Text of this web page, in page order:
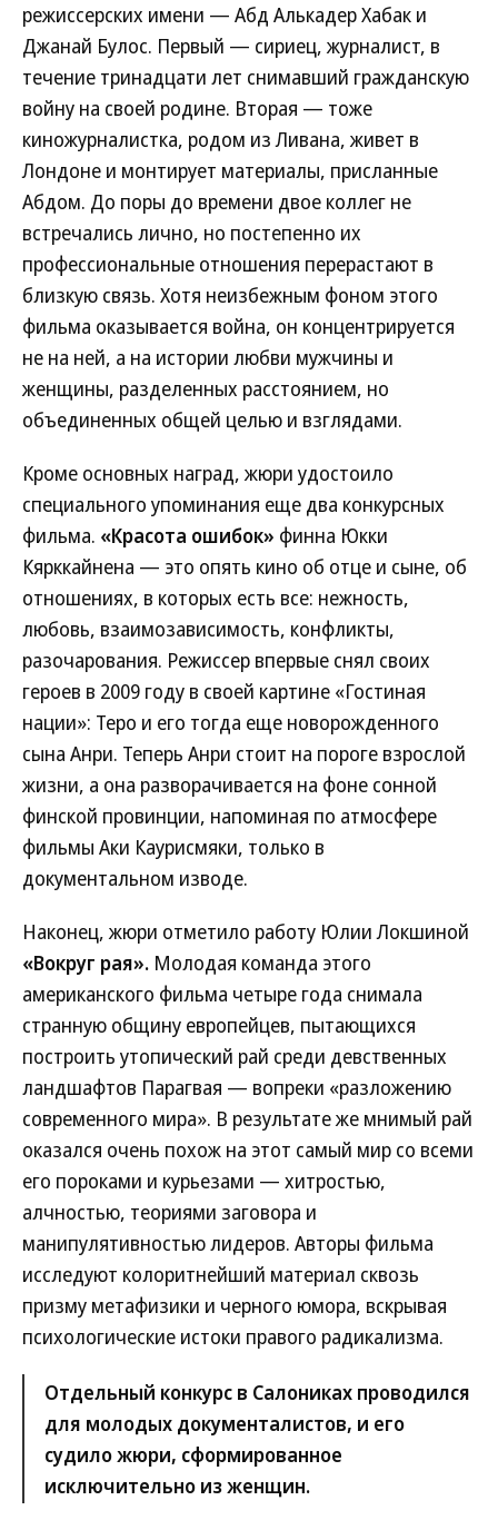
режиссерских имени — Абд Алькадер Хабак и
Джанай Булос. Первый — сириец, журналист, в
течение тринадцати лет снимавший гражданскую
войну на своей родине. Вторая — тоже
киножурналистка, родом из Ливана, живет в
Лондоне и монтирует материалы, присланные
Абдом. До поры до времени двое коллег не
встречались лично, но постепенно их
профессиональные отношения перерастают в
близкую связь. Хотя неизбежным фоном этого
фильма оказывается война, он концентрируется
не на ней, а на истории любви мужчины и
женщины, разделенных расстоянием, но
объединенных общей целью и взглядами.
Кроме основных наград, жюри удостоило
специального упоминания еще два конкурсных
фильма. «Красота ошибок» финна Юкки
Кярккайнена — это опять кино об отце и сыне, об
отношениях, в которых есть все: нежность,
любовь, взаимозависимость, конфликты,
разочарования. Режиссер впервые снял своих
героев в 2009 году в своей картине «Гостиная
нации»: Теро и его тогда еще новорожденного
сына Анри. Теперь Анри стоит на пороге взрослой
жизни, а она разворачивается на фоне сонной
финской провинции, напоминая по атмосфере
фильмы Аки Каурисмяки, только в
документальном изводе.
Наконец, жюри отметило работу Юлии Локшиной
«Вокруг рая». Молодая команда этого
американского фильма четыре года снимала
странную общину европейцев, пытающихся
построить утопический рай среди девственных
ландшафтов Парагвая — вопреки «разложению
современного мира». В результате же мнимый рай
оказался очень похож на этот самый мир со всеми
его пороками и курьезами — хитростью,
алчностью, теориями заговора и
манипулятивностью лидеров. Авторы фильма
исследуют колоритнейший материал сквозь
призму метафизики и черного юмора, вскрывая
психологические истоки правого радикализма.
Отдельный конкурс в Салониках проводился
для молодых документалистов, и его
судило жюри, сформированное
исключительно из женщин.